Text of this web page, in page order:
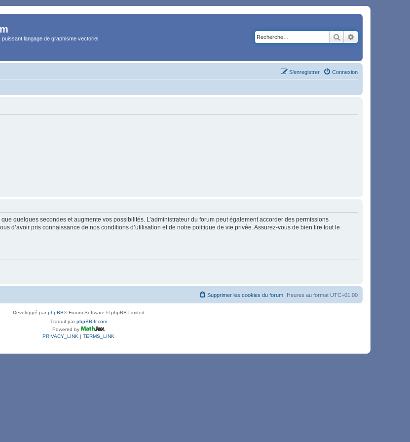
puissant langage de graphisme vectoriel. Rechercher
Connexion
S’enregistrer
quelques secondes et augmente vos possibilités. L’administrateur du forum peut également accorder des permissions
d’avoir pris connaissance de nos conditions d’utilisation et de notre politique de vie privée. Assurez-vous de bien lire tout le
Heures au format UTC+01:00
Supprimer les cookies du forum
Développé parphpBB® Forum Software © phpBB Limited
Traduit parphpBB-fr.com
Powered by
PRIVACY_LINK | TERMS_LINK